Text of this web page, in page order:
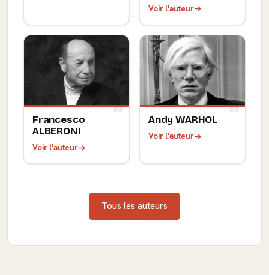
Voir l'auteur
Francesco
ALBERONI
Voir l'auteur
Andy WARHOL
Voir l'auteur
Tous les auteurs